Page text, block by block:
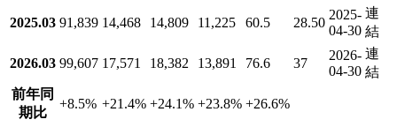
2025.03 91,839 14,468 14,809 11,225 60.5 28.50
2025-
04-30
連
結
2026.03 99,607 17,571 18,382 13,891 76.6 37
2026-
04-30
連
結
前年同
期比
+8.5% +21.4% +24.1% +23.8% +26.6%